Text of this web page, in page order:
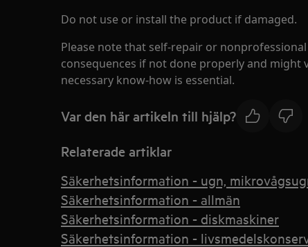
Do not use or install the product if damaged.
Please note that self-repair or
consequences if not done properly and might
necessary know-how is essential.
Var den här artikeln till hjälp?
Relaterade artiklar
Säkerhetsinformation - ugn,
Säkerhetsinformation - allmän
Säkerhetsinformation - diskmaskiner
Säkerhetsinformation -